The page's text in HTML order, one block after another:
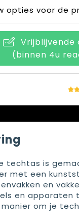
opties voor de
Vrijblijvende
(binnen 4u
techtas is
met een
en
en apparaten
om je